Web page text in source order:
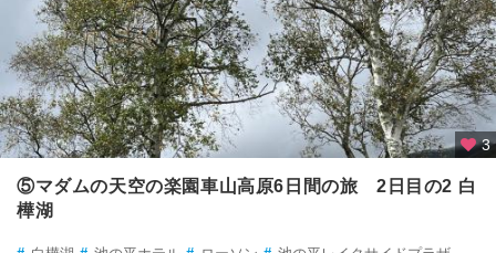
3
⑤マダムの天空の楽園車山高原6日間の旅 2日目の2 白
樺湖